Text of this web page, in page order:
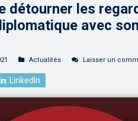
détourner les
avec
Actualités Laisser un
LinkedIn